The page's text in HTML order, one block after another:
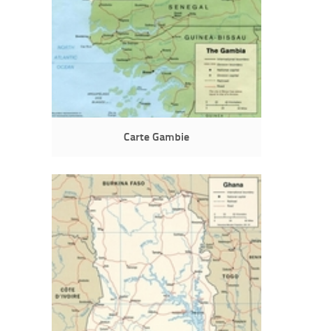
Carte Gambie